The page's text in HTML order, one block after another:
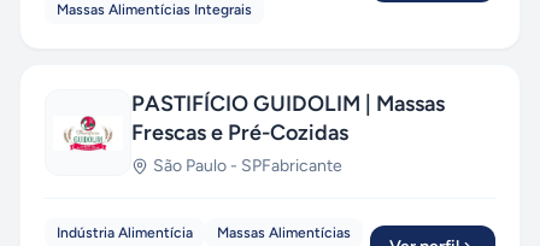
Massas Alimentícias Integrais
PASTIFÍCIO GUIDOLIM | Massas
Frescas e Pré-Cozidas
São Paulo - SPFabricante
Indústria Alimentícia
Massas Alimentícias